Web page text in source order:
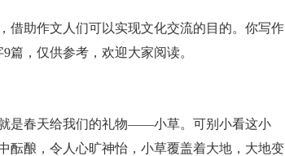
借助作文人们可以实现文化交流的目的。你写作
篇，仅供参考，欢迎大家阅读。
是春天给我们的礼物——小草。可别小看这小
酝酿，令人心旷神怡，小草覆盖着大地，大地变